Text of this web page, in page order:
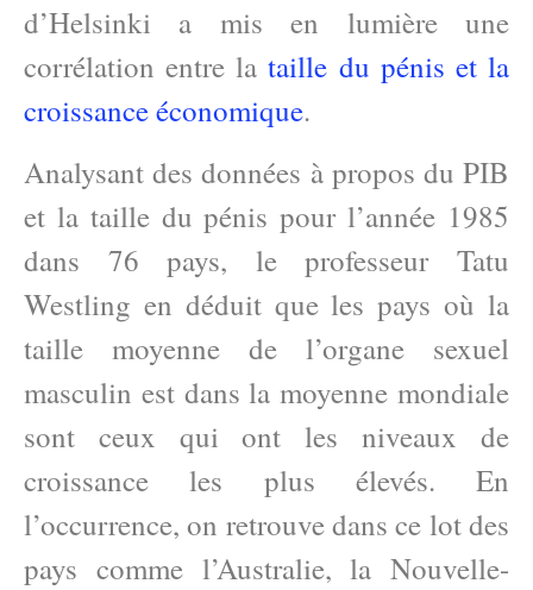
d’Helsinki a mis en lumière une
corrélation entre lataille du pénis et la
croissance économique.
Analysant des données à propos du PIB
et la taille du pénis pour l’année 1985
dans 76 pays, le professeur Tatu
Westling en déduit que les pays où la
taille moyenne de l’organe sexuel
masculin est dans la moyenne mondiale
sont ceux qui ont les niveaux de
croissance les plus élevés. En
l’occurrence, on retrouve dans ce lot des
pays comme l’Australie, la Nouvelle-